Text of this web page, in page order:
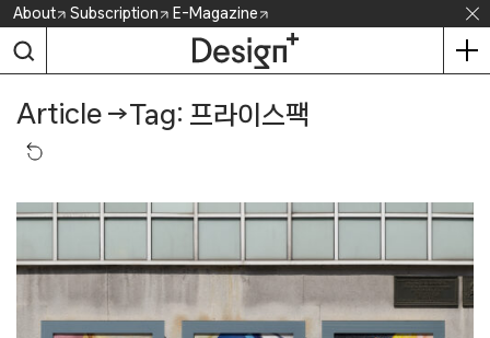
Skip
content
About Subscription E-Magazine
Article →Tag: 프라이스팩